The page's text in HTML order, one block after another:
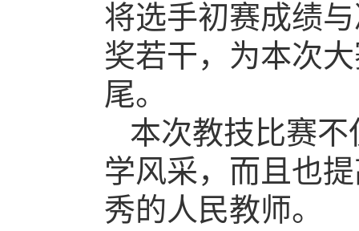
将选手初赛成绩
奖若干，为本次
尾。
本次教技比赛
学风采，而且也
秀的人民教师。